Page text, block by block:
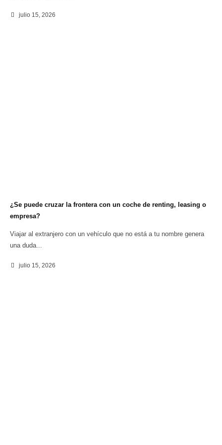
julio 15, 2026
¿Se puede cruzar la frontera con un coche de renting, leasing o
empresa?
Viajar al extranjero con un vehículo que no está a tu nombre genera
una duda...
julio 15, 2026